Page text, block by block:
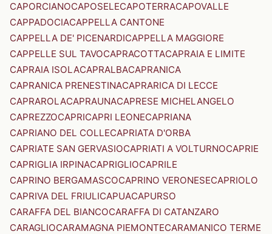
CAPORCIANOCAPOSELECAPOTERRACAPOVALLE
CAPPADOCIACAPPELLA CANTONE
CAPPELLA DE' PICENARDICAPPELLA MAGGIORE
CAPPELLE SUL TAVOCAPRACOTTACAPRAIA E LIMITE
CAPRAIA ISOLACAPRALBACAPRANICA
CAPRANICA PRENESTINACAPRARICA DI LECCE
CAPRAROLACAPRAUNACAPRESE MICHELANGELO
CAPREZZOCAPRICAPRI LEONECAPRIANA
CAPRIANO DEL COLLECAPRIATA D'ORBA
CAPRIATE SAN GERVASIOCAPRIATI A VOLTURNOCAPRIE
CAPRIGLIA IRPINACAPRIGLIOCAPRILE
CAPRINO BERGAMASCOCAPRINO VERONESECAPRIOLO
CAPRIVA DEL FRIULICAPUACAPURSO
CARAFFA DEL BIANCOCARAFFA DI CATANZARO
CARAGLIOCARAMAGNA PIEMONTECARAMANICO TERME